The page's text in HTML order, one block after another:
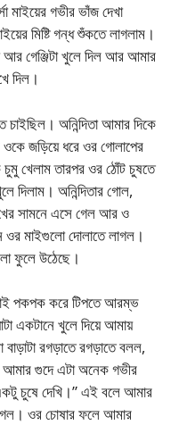
মাইয়ের গভীর ভাঁজ দেখা
মিষ্টি গন্ধ শুঁকতে লাগলাম।
আর গেঞ্জিটা খুলে দিল আর আমার
দিল।
চাইছিল। অনিন্দিতা আমার দিকে
জড়িয়ে ধরে ওর গোলাপের
খেলাম তারপর ওর ঠোঁট চুষতে
দিলাম। অনিন্দিতার গোল,
সামনে এসে গেল আর ও
ওর মাইগুলো দোলাতে লাগল।
ফুলে উঠেছে।
পকপক করে টিপতে আরম্ভ
একটানে খুলে দিয়ে আমায়
রগড়াতে রগড়াতে বলল,
আমার গুদে এটা অনেক গভীর
চুষে দেখি।” এই বলে আমার
ওর চোষার ফলে আমার